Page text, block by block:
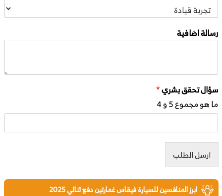
رسالة اضافية
سؤال تحقق بشري*
ما هو مجموع 5 و 4
ارسل الطلب
ابرز المنافسين للسيارة فيقاس غمارتين دفع ثنائي 2025